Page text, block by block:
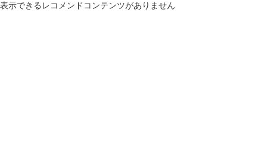
表示できるレコメンドコンテンツがありません